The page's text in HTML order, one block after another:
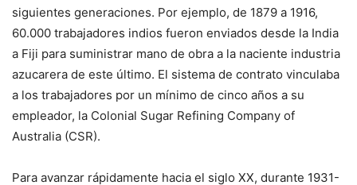
siguientes generaciones. Por ejemplo, de 1879 a 1916,
60.000 trabajadores indios fueron enviados desde la India
a Fiji para suministrar mano de obra a la naciente industria
azucarera de este último. El sistema de contrato vinculaba
a los trabajadores por un mínimo de cinco años a su
empleador, la Colonial Sugar Refining Company of
Australia (CSR).
Para avanzar rápidamente hacia el siglo XX, durante 1931-